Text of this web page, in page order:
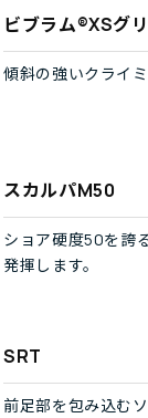
ビブラム®XSグ
傾斜の強いクライ
スカルパM50
ショア硬度50を誇
発揮します。
SRT
前足部を包み込む